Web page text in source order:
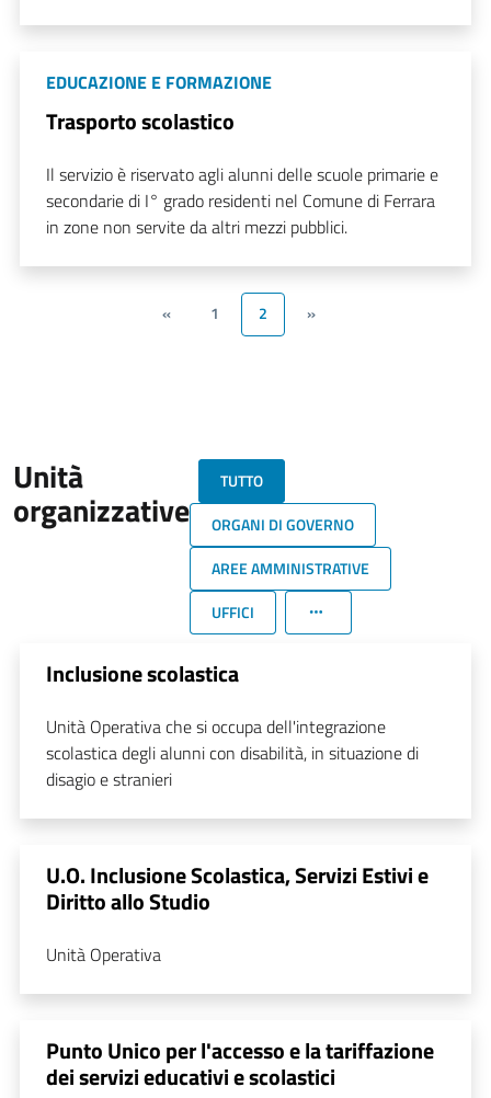
EDUCAZIONE E FORMAZIONE
Trasporto scolastico
Il servizio è riservato agli alunni delle scuole primarie e
secondarie di I° grado residenti nel Comune di Ferrara
in zone non servite da altri mezzi pubblici.
« 1 2 »
Unità
organizzative
TUTTO
ORGANI DI GOVERNO
AREE AMMINISTRATIVE
UFFICI
Inclusione scolastica
Unità Operativa che si occupa dell'integrazione
scolastica degli alunni con disabilità, in situazione di
disagio e stranieri
U.O. Inclusione Scolastica, Servizi Estivi e
Diritto allo Studio
Unità Operativa
Punto Unico per l'accesso e la tariffazione
dei servizi educativi e scolastici